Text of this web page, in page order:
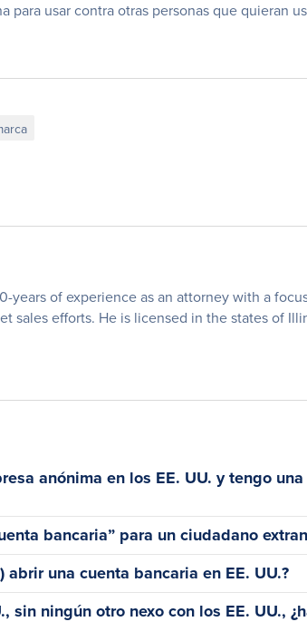
usar contra otras personas que quieran
years of experience as an attorney with a
sales efforts. He is licensed in the states of
anónima en los EE. UU. y tengo
bancaria” para un ciudadano
una cuenta bancaria en EE. UU.?
ningún otro nexo con los EE. UU.,